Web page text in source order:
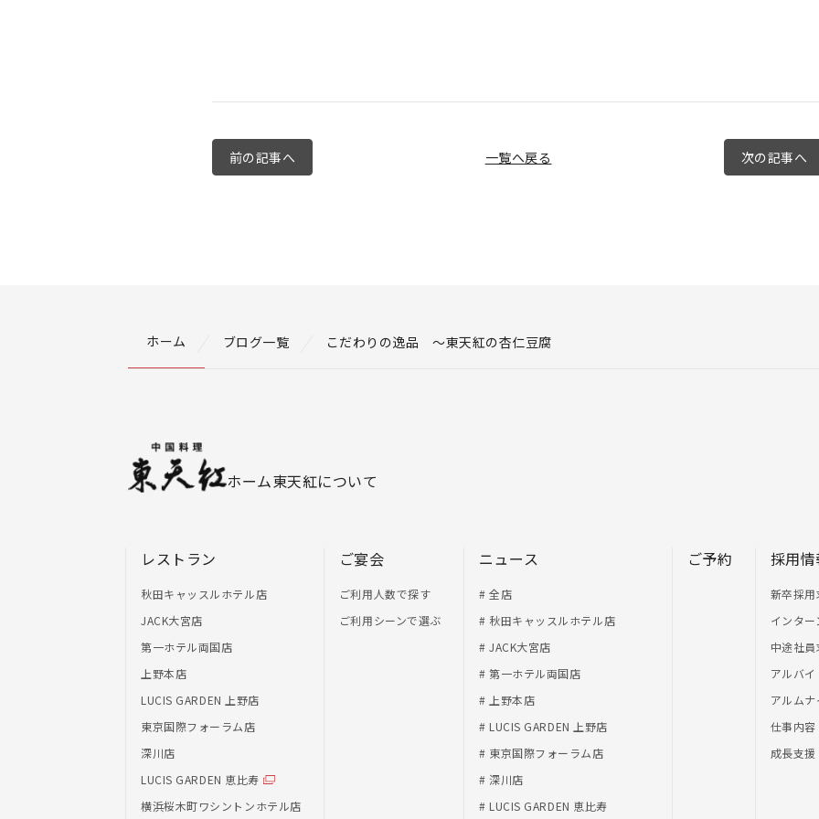
前の記事へ 一覧へ戻る 次の記事へ
ホーム ブログ一覧 こだわりの逸品 ～東天紅の杏仁豆腐
ホーム東天紅について
レストラン
秋田キャッスルホテル店
JACK大宮店
第一ホテル両国店
上野本店
LUCIS GARDEN 上野店
東京国際フォーラム店
深川店
LUCIS GARDEN 恵比寿
横浜桜木町ワシントンホテル店
ご宴会
ご利用人数で探す
ご利用シーンで選ぶ
ニュース
# 全店
# 秋田キャッスルホテル店
# JACK大宮店
# 第一ホテル両国店
# 上野本店
# LUCIS GARDEN 上野店
# 東京国際フォーラム店
# 深川店
# LUCIS GARDEN 恵比寿
ご予約 採用情
新卒採
インター
中途社
アルバ
アルム
仕事内容
成長支援